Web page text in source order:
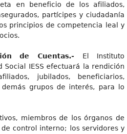
en beneficio de los afiliados,
partícipes y ciudadanía
principios de competencia leal y
de Cuentas.- El Instituto
Social IESS efectuará la rendición
jubilados, beneficiarios,
grupos de interés, para lo
miembros de los órganos de
control interno; los servidores y